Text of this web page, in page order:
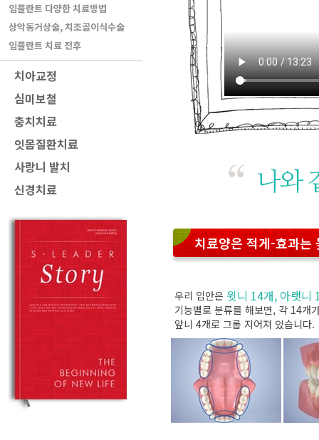
임플란트 다양한 치료방법
상악동거상술, 치조골이식수술
임플란트 치료 전후
치아교정
심미보철
충치치료
잇몸질환치료
사랑니 발치
신경치료
나와
치료양은 적게-효과는
우리 입안은 윗니 14개, 아랫니
기능별로 분류를 해보면, 각 14개
앞니 4개로 그룹 지어져 있습니다.